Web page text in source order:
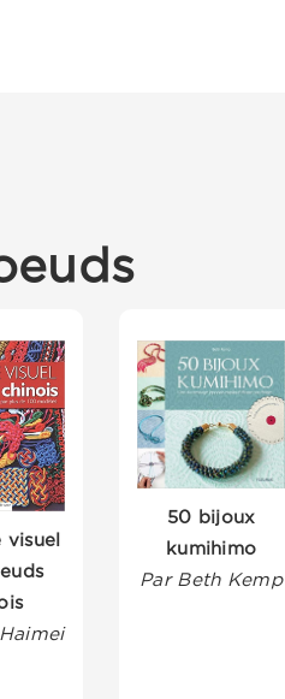
visuel
50 bijoux
kumihimo
Par Beth Kemp